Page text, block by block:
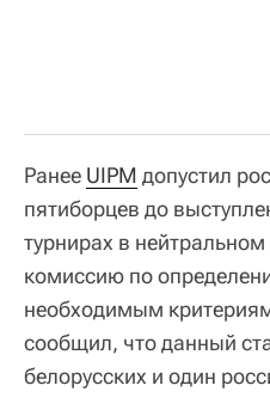
Ранее UIPM допустил
пятиборцев до
турнирах в нейтральном
комиссию по
необходимым
сообщил, что данный
белорусских и один